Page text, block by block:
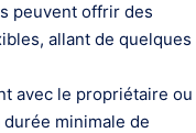
peuvent offrir des
allant de quelques
avec le propriétaire ou
minimale de